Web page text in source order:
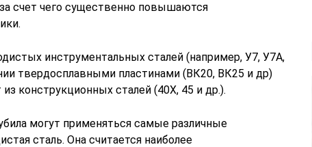
счет чего существенно повышаются
инструментальных сталей (например, У7, У7А,
твердосплавными пластинами (ВК20, ВК25 и др)
конструкционных сталей (40Х, 45 и др.).
могут применяться самые различные
сталь. Она считается наиболее